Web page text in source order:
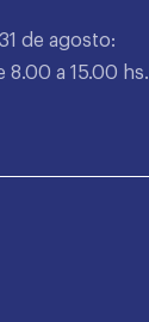
de agosto:
8.00 a 15.00 hs.